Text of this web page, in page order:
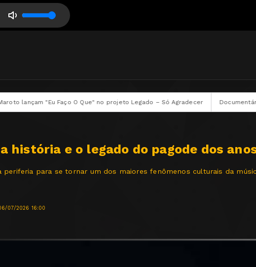
Pra Ver - Meu Casamento - Desse Jeito é Ruim Pra Mim
O Que" no projeto Legado – Só Agradecer Documentário resgata a
história e o legado do pagode dos
periferia para se tornar um dos maiores fenômenos culturais da
07/2026 16:00